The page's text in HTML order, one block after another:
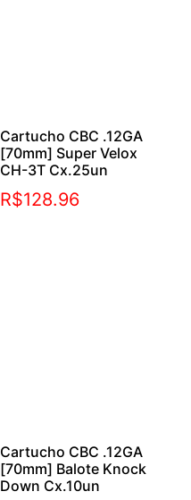
Cartucho CBC .12GA
[70mm] Super Velox
CH-3T Cx.25un
R$128.96
Cartucho CBC .12GA
[70mm] Balote Knock
Down Cx.10un